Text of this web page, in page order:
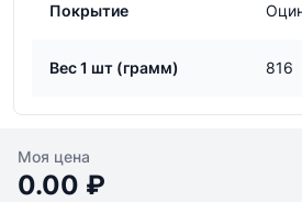
Покрытие
Вес 1 шт (грамм) 816
Моя цена
0.00 ₽